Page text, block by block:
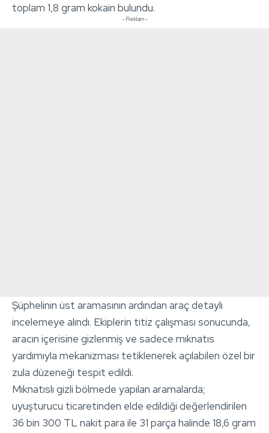
toplam 1,8 gram kokain bulundu.
- Reklam -
Şüphelinin üst aramasının ardından araç detaylı
incelemeye alındı. Ekiplerin titiz çalışması sonucunda,
aracın içerisine gizlenmiş ve sadece mıknatıs
yardımıyla mekanizması tetiklenerek açılabilen özel bir
zula düzeneği tespit edildi.
Mıknatıslı gizli bölmede yapılan aramalarda;
uyuşturucu ticaretinden elde edildiği değerlendirilen
36 bin 300 TL nakit para ile 31 parça halinde 18,6 gram